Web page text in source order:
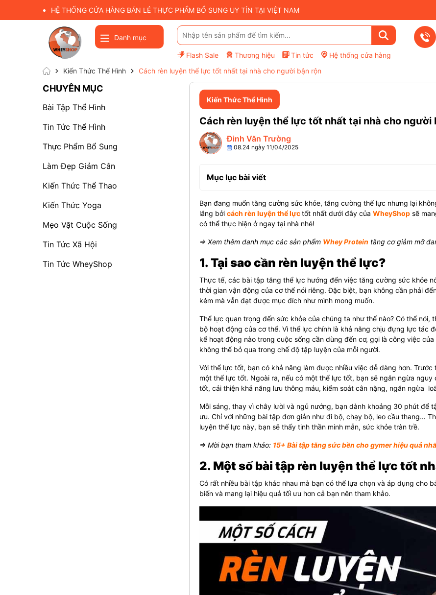
HỆ THỐNG CỬA HÀNG BÁN LẺ THỰC PHẨM BỔ SUNG UY TÍN TẠI VIỆT NAM
Danh mục
Flash Sale Thương hiệu Tin tức Hệ thống cửa hàng
Kiến Thức Thể Hình Cách rèn luyện thể lực tốt nhất tại nhà cho người bận rộn
Kiến Thức Thể Hình
Cách rèn luyện thể lực tốt nhất tại nhà cho người
Đinh Văn Trường
08.24 ngày 11/04/2025
Mục lục bài viết
Bạn đang muốn tăng cường sức khỏe, tăng cường thể lực nhưng lại
lắng bởi cách rèn luyện thể lực tốt nhất dưới đây của WheyShop sẽ
có thể thực hiện ở ngay tại nhà nhé!
⇒ Xem thêm danh mục các sản phẩm Whey Protein tăng cơ giảm mỡ
1. Tại sao cần rèn luyện thể lực?
Thực tế, các bài tập tăng thể lực hướng đến việc tăng cường sức khỏe
thời gian vận động của cơ thể nói riêng. Đặc biệt, bạn không cần phải
kém mà vẫn đạt được mục đích như mình mong muốn.
Thể lực quan trọng đến sức khỏe của chúng ta như thế nào? Có thể nói,
bộ hoạt động của cơ thể. Vì thể lực chính là khả năng chịu đựng lực tác
kể hoạt động nào trong cuộc sống cần dùng đến cơ, gọi là công việc
không thể bỏ qua trong chế độ tập luyện của mỗi người.
Với thể lực tốt, bạn có khả năng làm được nhiều việc dễ dàng hơn.
một thể lực tốt. Ngoài ra, nếu có một thể lực tốt, bạn sẽ ngăn ngừa
tốt, cải thiện khả năng lưu thông máu, kiểm soát cân nặng, ngăn ngừa
Mỗi sáng, thay vì chây lười và ngủ nướng, bạn dành khoảng 30 phút để
ưu. Chỉ với những bài tập đơn giản như đi bộ, chạy bộ, leo cầu thang…
luyện thể lực này, bạn sẽ thấy tinh thần minh mẫn, sức khỏe tràn trề.
⇒ Mời bạn tham khảo: 15+ Bài tập tăng sức bền cho gymer hiệu quả
2. Một số bài tập rèn luyện thể lực tốt
Có rất nhiều bài tập khác nhau mà bạn có thể lựa chọn và áp dụng cho
biến và mang lại hiệu quả tối ưu hơn cả bạn nên tham khảo.
CHUYÊN MỤC
Bài Tập Thể Hình
Tin Tức Thể Hình
Thực Phẩm Bổ Sung
Làm Đẹp Giảm Cân
Kiến Thức Thể Thao
Kiến Thức Yoga
Mẹo Vặt Cuộc Sống
Tin Tức Xã Hội
Tin Tức WheyShop